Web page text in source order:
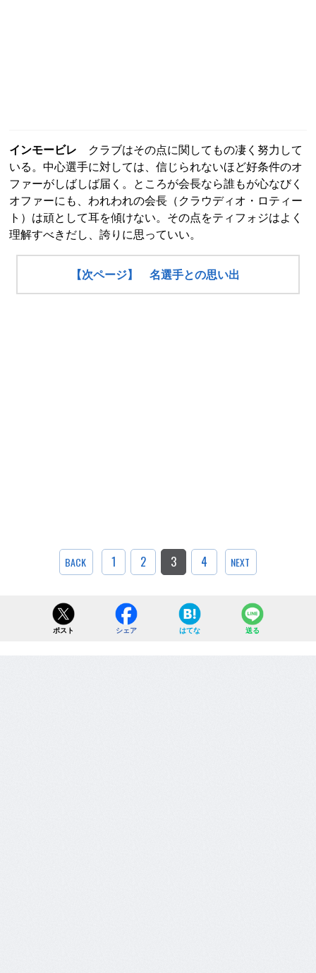
インモービレ クラブはその点に関してもの凄く努力して
いる。中心選手に対しては、信じられないほど好条件のオ
ファーがしばしば届く。ところが会長なら誰もが心なびく
オファーにも、われわれの会長（クラウディオ・ロティー
ト）は頑として耳を傾けない。その点をティフォジはよく
理解すべきだし、誇りに思っていい。
【次ページ】 名選手との思い出
BACK 1 2 3 4 NEXT
ポスト シェア はてな 送る